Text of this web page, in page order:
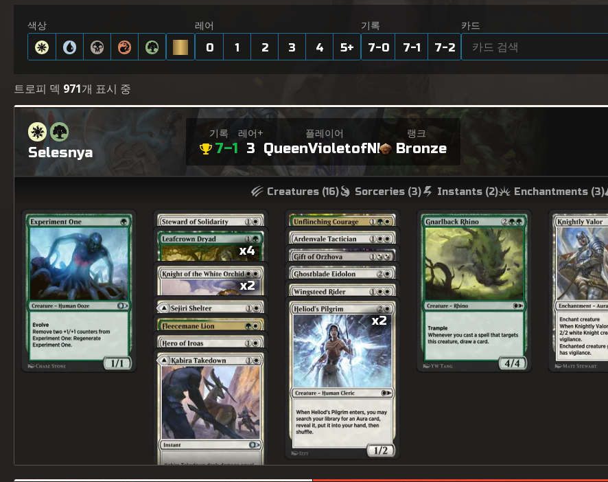
색상
레어
0
1 2 3 4 5+
기록
7-0
7-1 7-2
카드
트로피 덱 971개 표시 중
Selesnya
기록
7–1
레어+
3
플레이어
QueenVioletofNL
랭크
Bronze
Creatures (16) Sorceries (3) Instants (2) Enchantments (3)
x4
x2
x2